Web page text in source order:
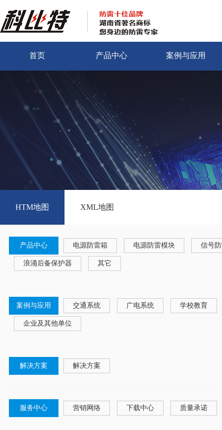
首页 产品中心 案例与应用
HTM地图 XML地图
产品中心 电源防雷箱 电源防雷模块 信号
浪涌后备保护器 其它
案例与应用 交通系统 广电系统 学校教育
企业及其他单位
解决方案 解决方案
服务中心 营销网络 下载中心 质量承诺